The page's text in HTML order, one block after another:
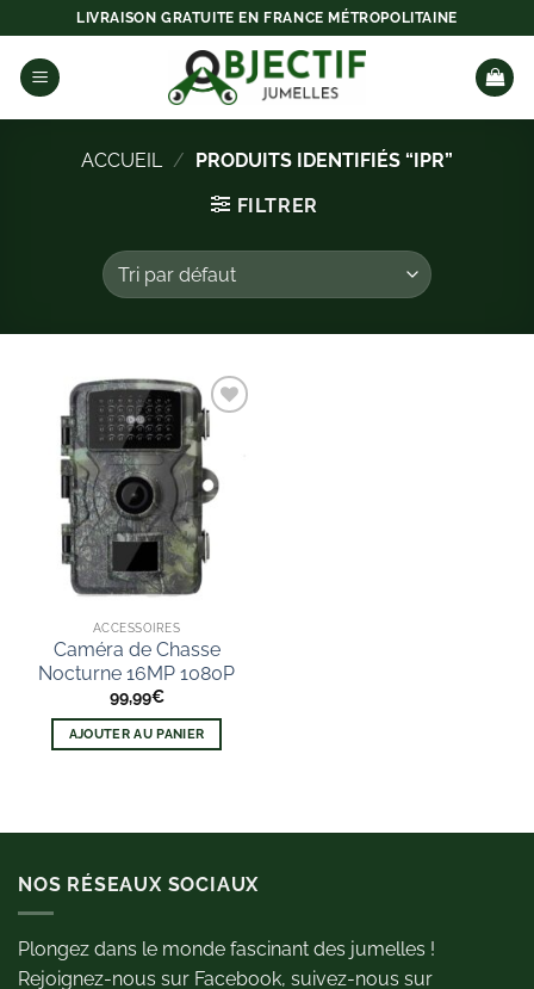
au
contenu
LIVRAISON GRATUITE EN FRANCE MÉTROPOLITAINE
ACCUEIL / PRODUITS IDENTIFIÉS “IPR”
FILTRER
Ajouter
liste
d’envies
ACCESSOIRES
Caméra de Chasse
Nocturne 16MP 1080P
99,99€
AJOUTER AU PANIER
NOS RÉSEAUX SOCIAUX
Plongez dans le monde fascinant des jumelles !
Rejoignez-nous sur Facebook, suivez-nous sur